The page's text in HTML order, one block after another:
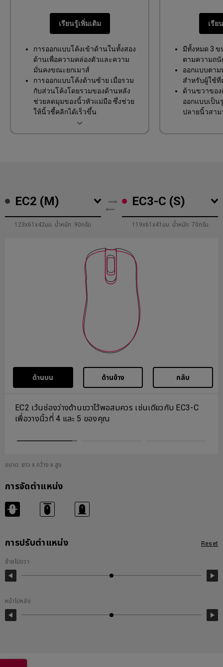
ด้านข้างโค้งมน เคลื่อนไหวคล่อง
เรียนรู้เพิ่มเติม
การออกแบบโค้งเข้าด้านในทั้งสอง
ด้านเพื่อความคล่องตัวและความ
มั่นคงขณะยกเมาส์
การออกแบบโค้งด้านซ้าย เมื่อรวม
กับส่วนโค้งโดยรวมของด้านหลัง
ช่วยลดมุมของนิ้วหัวแม่มือ ซึ่งช่วย
ให้นิ้วชี้คลิกได้เร็วขึ้น
การออกแบบโค้งด้านขวาช่วยให้
วางนิ้วนางได้สะดวก ซึ่งส่งเสริม
เรีย
มีทั้งหมด 3 ข
ตามความถนั
ออกแบบตา
สำหรับผู้ใช้
ด้านขวาของ
ออกแบบเป็น
ปลายนิ้วสาม
สะดุด
EC2 (M)
123x61x42มม. น้ำหนัก: 90กรัม
EC3-C (S)
119x61x41มม. น้ำหนัก: 70กรัม
ด้านบน ด้านข้าง กลับ
ปุ่มด้านข้างมีตำแหน่งกดคล้ายกับ EC3-C
ขนาด: ยาว x กว้าง x สูง
การจัดตำแหน่ง
การปรับตำแหน่ง Reset
ซ้ายไปขวา
หน้าไปหลัง